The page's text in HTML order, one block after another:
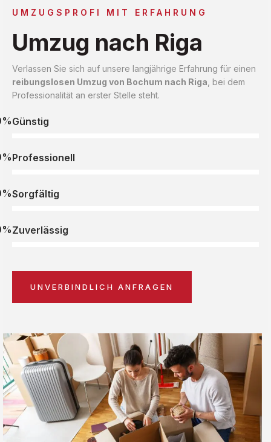
UMZUGSPROFI MIT ERFAHRUNG
Umzug nach Riga
Verlassen Sie sich auf unsere langjährige Erfahrung für einen
reibungslosen Umzug von Bochum nach Riga , bei dem
Professionalität an erster Stelle steht.
Günstig
Professionell
Sorgfältig
Zuverlässig
UNVERBINDLICH ANFRAGEN